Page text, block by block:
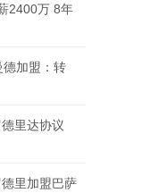
2400万 8年
德加盟：转
里达协议
里加盟巴萨